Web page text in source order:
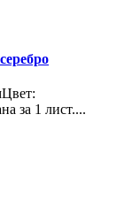
за 1 лист....